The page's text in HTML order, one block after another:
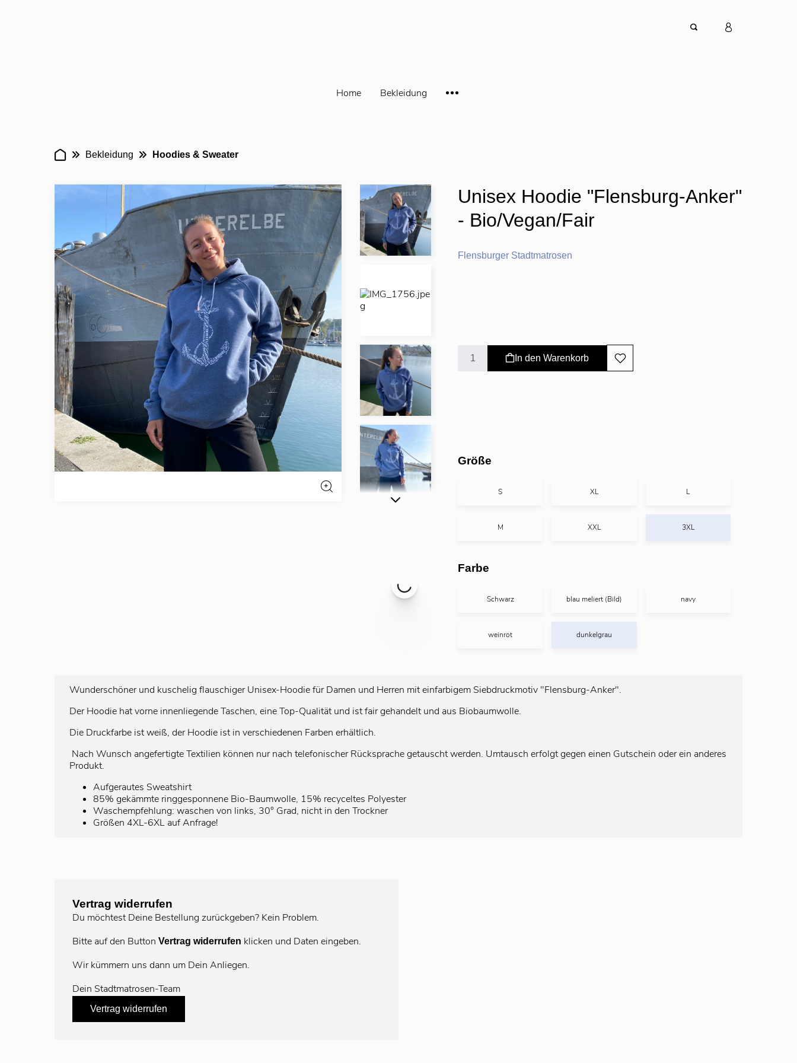
Home Bekleidung
Bekleidung Hoodies & Sweater
Unisex Hoodie "Flensburg-Anker"
- Bio/Vegan/Fair
Flensburger Stadtmatrosen
In den Warenkorb
Größe
S XL L
M XXL 3XL
Farbe
Schwarz blau meliert (Bild) navy
weinrot dunkelgrau
Wunderschöner und kuschelig flauschiger Unisex-Hoodie für Damen und Herren mit einfarbigem Siebdruckmotiv "Flensburg-Anker".
Der Hoodie hat vorne innenliegende Taschen, eine Top-Qualität und ist fair gehandelt und aus Biobaumwolle.
Die Druckfarbe ist weiß, der Hoodie ist in verschiedenen Farben erhältlich.
Nach Wunsch angefertigte Textilien können nur nach telefonischer Rücksprache getauscht werden. Umtausch erfolgt gegen einen Gutschein oder ein anderes
Produkt.
Aufgerautes Sweatshirt
85% gekämmte ringgesponnene Bio-Baumwolle, 15% recyceltes Polyester
Waschempfehlung: waschen von links, 30° Grad, nicht in den Trockner
Größen 4XL-6XL auf Anfrage!
Vertrag widerrufen
Du möchtest Deine Bestellung zurückgeben? Kein Problem.
Bitte auf den Button Vertrag widerrufen klicken und Daten eingeben.
Wir kümmern uns dann um Dein Anliegen.
Dein Stadtmatrosen-Team
Vertrag widerrufen